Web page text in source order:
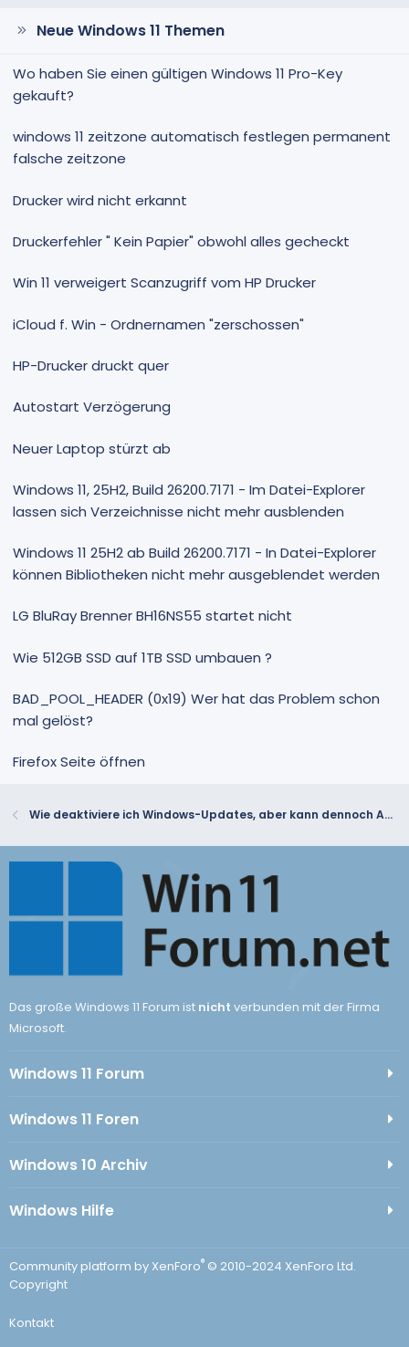
Neue Windows 11 Themen
Wo haben Sie einen gültigen Windows 11 Pro-Key
gekauft?
windows 11 zeitzone automatisch festlegen permanent
falsche zeitzone
Drucker wird nicht erkannt
Druckerfehler " Kein Papier" obwohl alles gecheckt
Win 11 verweigert Scanzugriff vom HP Drucker
iCloud f. Win - Ordnernamen "zerschossen"
HP-Drucker druckt quer
Autostart Verzögerung
Neuer Laptop stürzt ab
Windows 11, 25H2, Build 26200.7171 - Im Datei-Explorer
lassen sich Verzeichnisse nicht mehr ausblenden
Windows 11 25H2 ab Build 26200.7171 - In Datei-Explorer
können Bibliotheken nicht mehr ausgeblendet werden
LG BluRay Brenner BH16NS55 startet nicht
Wie 512GB SSD auf 1TB SSD umbauen ?
BAD_POOL_HEADER (0x19) Wer hat das Problem schon
mal gelöst?
Firefox Seite öffnen
Wie deaktiviere ich Windows-Updates, aber kann dennoch Apps aus dem Microsoft Store installieren?
Das große Windows 11 Forum ist nicht verbunden mit der Firma
Microsoft.
Windows 11 Forum
Windows 11 Foren
Windows 10 Archiv
Windows Hilfe
Community platform by XenForo® © 2010-2024 XenForo Ltd.
Copyright
Kontakt